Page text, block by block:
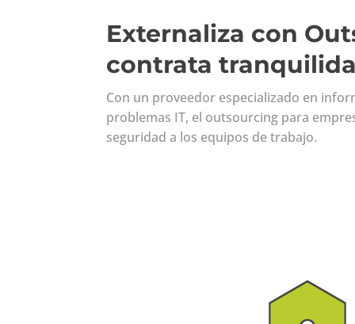
Externaliza con
contrata
Con un proveedor especializado en
problemas IT, el outsourcing para
seguridad a los equipos de trabajo.